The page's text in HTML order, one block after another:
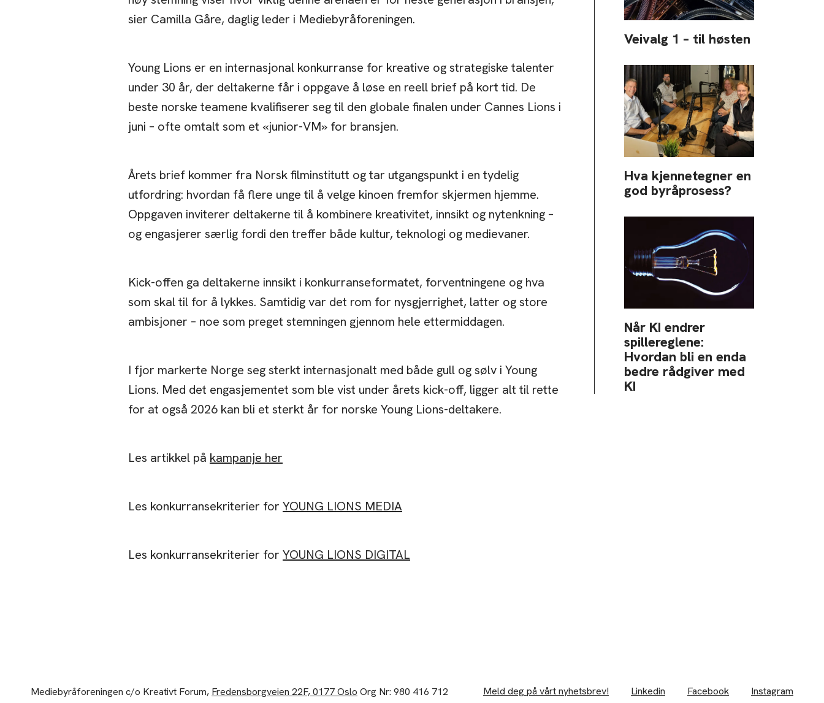
sier Camilla Gåre, daglig leder i Mediebyråforeningen.
Young Lions er en internasjonal konkurranse for kreative og strategiske talenter
under 30 år, der deltakerne får i oppgave å løse en reell brief på kort tid. De
beste norske teamene kvalifiserer seg til den globale finalen under Cannes Lions i
juni – ofte omtalt som et «junior-VM» for bransjen.
Årets brief kommer fra Norsk filminstitutt og tar utgangspunkt i en tydelig
utfordring: hvordan få flere unge til å velge kinoen fremfor skjermen hjemme.
Oppgaven inviterer deltakerne til å kombinere kreativitet, innsikt og nytenkning –
og engasjerer særlig fordi den treffer både kultur, teknologi og medievaner.
Kick-offen ga deltakerne innsikt i konkurranseformatet, forventningene og hva
som skal til for å lykkes. Samtidig var det rom for nysgjerrighet, latter og store
ambisjoner – noe som preget stemningen gjennom hele ettermiddagen.
I fjor markerte Norge seg sterkt internasjonalt med både gull og sølv i Young
Lions. Med det engasjementet som ble vist under årets kick-off, ligger alt til rette
for at også 2026 kan bli et sterkt år for norske Young Lions-deltakere.
Les artikkel på kampanje her
Les konkurransekriterier for YOUNG LIONS MEDIA
Les konkurransekriterier for YOUNG LIONS DIGITAL
Veivalg 1 – til høsten
Hva kjennetegner en
god byråprosess?
Når KI endrer
spillereglene:
Hvordan bli en enda
bedre rådgiver med
KI
Mediebyråforeningen c/o Kreativt Forum, Fredensborgveien 22F, 0177 Oslo Org Nr: 980 416 712 Meld deg på vårt nyhetsbrev! Linkedin Facebook Instagram